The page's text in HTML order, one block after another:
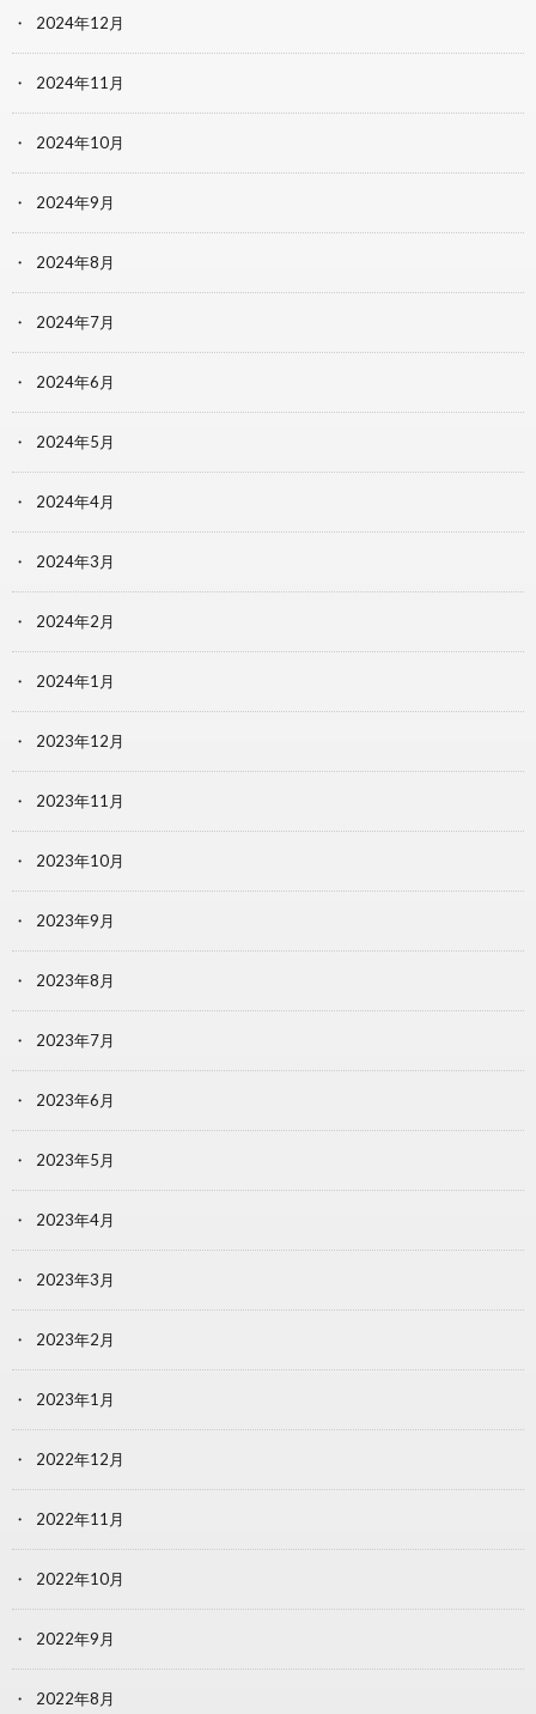
2024年12月
2024年11月
2024年10月
2024年9月
2024年8月
2024年7月
2024年6月
2024年5月
2024年4月
2024年3月
2024年2月
2024年1月
2023年12月
2023年11月
2023年10月
2023年9月
2023年8月
2023年7月
2023年6月
2023年5月
2023年4月
2023年3月
2023年2月
2023年1月
2022年12月
2022年11月
2022年10月
2022年9月
2022年8月